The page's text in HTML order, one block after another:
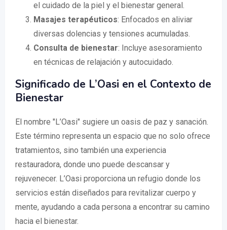
el cuidado de la piel y el bienestar general.
Masajes terapéuticos: Enfocados en aliviar
diversas dolencias y tensiones acumuladas.
Consulta de bienestar: Incluye asesoramiento
en técnicas de relajación y autocuidado.
Significado de L’Oasi en el Contexto de
Bienestar
El nombre "L’Oasi" sugiere un oasis de paz y sanación.
Este término representa un espacio que no solo ofrece
tratamientos, sino también una experiencia
restauradora, donde uno puede descansar y
rejuvenecer. L’Oasi proporciona un refugio donde los
servicios están diseñados para revitalizar cuerpo y
mente, ayudando a cada persona a encontrar su camino
hacia el bienestar.